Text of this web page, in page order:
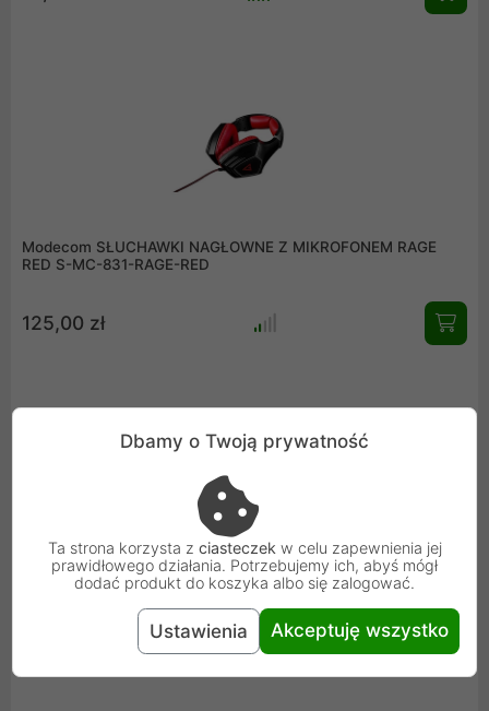
Modecom SŁUCHAWKI NAGŁOWNE Z MIKROFONEM RAGE
RED S-MC-831-RAGE-RED
125,00 zł
Mysz Modecom Bezprzewodowa Optyczna WRM1 BLACK M-
MC-WRM1-100
Dbamy o Twoją prywatność
Ta strona korzysta z ciasteczek w celu zapewnienia jej
prawidłowego działania. Potrzebujemy ich, abyś mógł
dodać produkt do koszyka albo się zalogować.
Ustawienia Akceptuję wszystko